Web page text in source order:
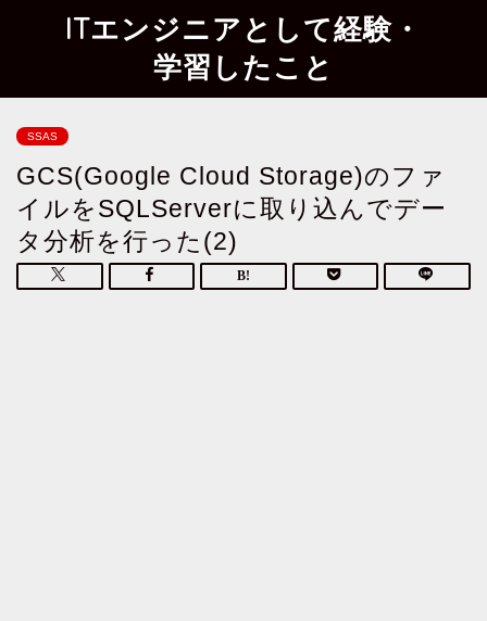
ITエンジニアとして経験・
学習したこと
SSAS
GCS(Google Cloud Storage)のファ
イルをSQLServerに取り込んでデー
タ分析を行った(2)